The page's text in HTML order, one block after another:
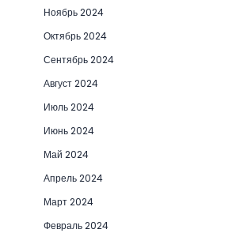
Ноябрь 2024
Октябрь 2024
Сентябрь 2024
Август 2024
Июль 2024
Июнь 2024
Май 2024
Апрель 2024
Март 2024
Февраль 2024